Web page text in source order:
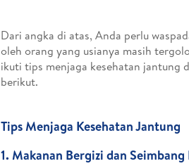
Dari angka di atas, Anda perlu
oleh orang yang usianya masih
ikuti tips menjaga kesehatan jantung
berikut.
Tips Menjaga Kesehatan Jantung
1. Makanan Bergizi dan